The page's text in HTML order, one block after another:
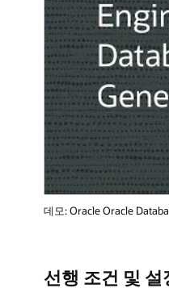
데모: Oracle Oracle
선행 조건 및 설